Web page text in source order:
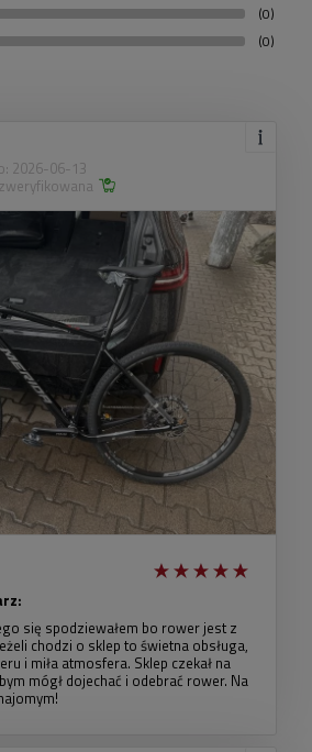
(0)
(0)
2026-06-13
się spodziewałem bo rower jest z
chodzi o sklep to świetna obsługa,
i miła atmosfera. Sklep czekał na
mógł dojechać i odebrać rower. Na